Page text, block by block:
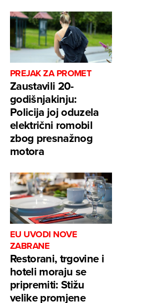
PREJAK ZA PROMET
Zaustavili 20-
godišnjakinju:
Policija joj oduzela
električni romobil
zbog presnažnog
motora
EU UVODI NOVE
ZABRANE
Restorani, trgovine i
hoteli moraju se
pripremiti: Stižu
velike promjene